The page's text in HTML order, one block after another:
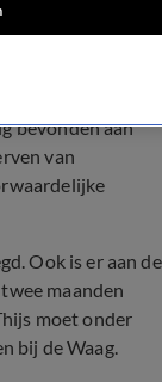
bevonden aan
van
Ook is er aan de
maanden
moet onder
bij de Waag.